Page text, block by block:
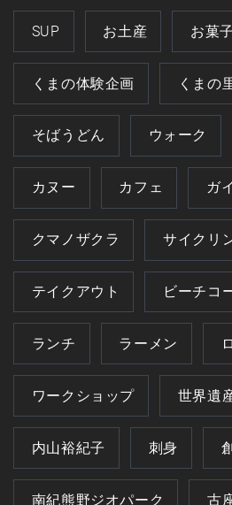
SUP お土産 お菓子
くまの体験企画 くまの
そばうどん ウォーク
カヌー カフェ ガ
クマノザクラ サイクリ
テイクアウト ビーチコ
ランチ ラーメン
ワークショップ 世界遺
内山裕紀子 刺身
南紀熊野ジオパーク 古